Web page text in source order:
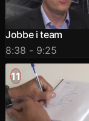
Jobbe i team
8:38 - 9:25
11